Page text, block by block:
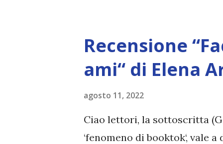
ha immesso nuova linfa alla
luce antichi segreti.
potentissimo ordine di
una missione, e Séverin si
avrebbe immaginato: la sua
Recensione
ami“ di Elena
agosto 11, 2022
Ciao lettori, la sottoscritta
‘fenomeno di booktok‘, vale